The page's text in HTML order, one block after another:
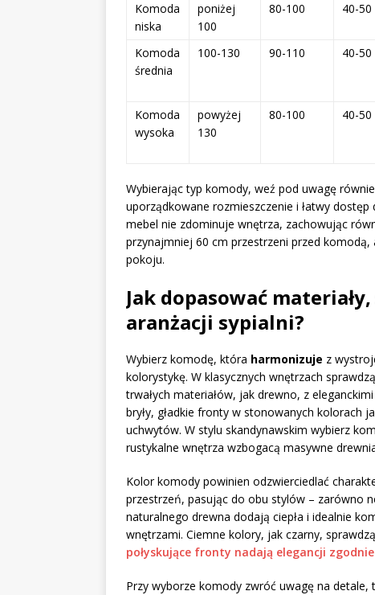
Komoda
niska
poniżej
100
80-100 40-50
Komoda
średnia
100-130 90-110 40-50
Komoda
wysoka
powyżej
130
80-100 40-50
Wybierając typ komody, weź pod uwagę
uporządkowane rozmieszczenie i łatwy
mebel nie zdominuje wnętrza, zachowując
przynajmniej 60 cm przestrzeni przed
pokoju.
Jak dopasować
aranżacji sypialni?
Wybierz komodę, która harmonizuje z
kolorystykę. W klasycznych wnętrzach
trwałych materiałów, jak drewno, z
bryły, gładkie fronty w stonowanych kolorach
uchwytów. W stylu skandynawskim wybierz
rustykalne wnętrza wzbogacą masywne
Kolor komody powinien odzwierciedlać
przestrzeń, pasując do obu stylów – zarówno
naturalnego drewna dodają ciepła i idealnie
wnętrzami. Ciemne kolory, jak czarny,
połyskujące fronty nadają elegancji zgodnie
Przy wyborze komody zwróć uwagę na